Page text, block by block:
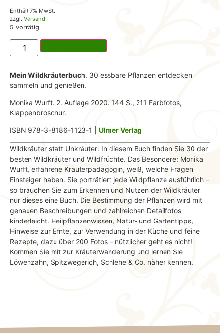
Enthält 7% MwSt.
zzgl. Versand
5 vorrätig
Mein Wildkräuterbuch. 30 essbare Pflanzen entdecken,
sammeln und genießen.
Monika Wurft. 2. Auflage 2020. 144 S., 211 Farbfotos,
Klappenbroschur.
ISBN 978-3-8186-1123-1 | Ulmer Verlag
Wildkräuter statt Unkräuter: In diesem Buch finden Sie 30 der
besten Wildkräuter und Wildfrüchte. Das Besondere: Monika
Wurft, erfahrene Kräuterpädagogin, weiß, welche Fragen
Einsteiger haben. Sie porträtiert jede Wildpflanze ausführlich –
so brauchen Sie zum Erkennen und Nutzen der Wildkräuter
nur dieses eine Buch. Die Bestimmung der Pflanzen wird mit
genauen Beschreibungen und zahlreichen Detailfotos
kinderleicht. Heilpflanzenwissen, Natur- und Gartentipps,
Hinweise zur Ernte, zur Verwendung in der Küche und feine
Rezepte, dazu über 200 Fotos – nützlicher geht es nicht!
Kommen Sie mit zur Kräuterwanderung und lernen Sie
Löwenzahn, Spitzwegerich, Schlehe & Co. näher kennen.